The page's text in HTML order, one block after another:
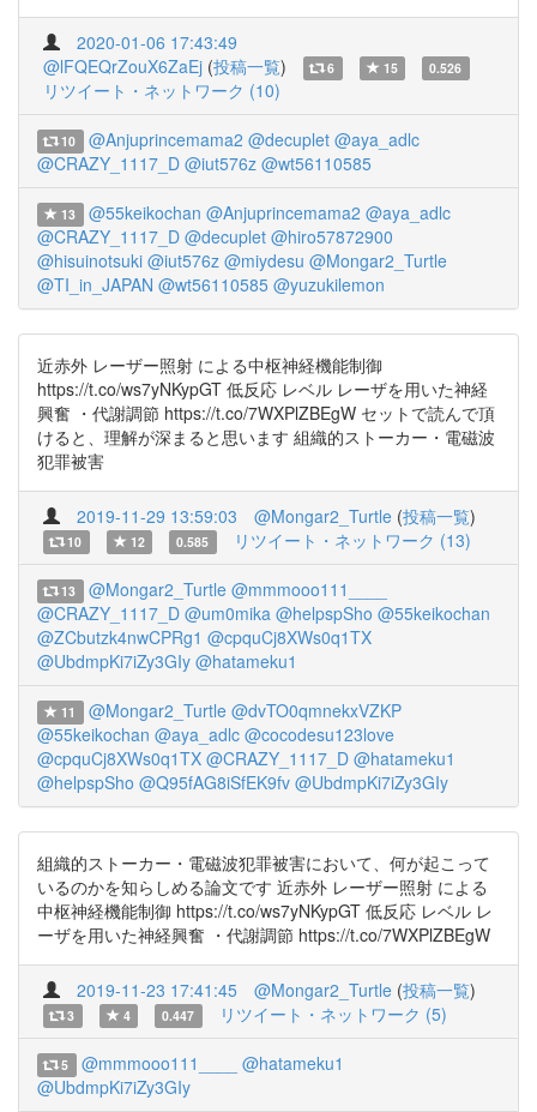
2020-01-06 17:43:49
@lFQEQrZouX6ZaEj (投稿一覧) 6 15 0.526
リツイート・ネットワーク (10)
10 @Anjuprincemama2 @decuplet @aya_adlc
@CRAZY_1117_D @iut576z @wt56110585
13 @55keikochan @Anjuprincemama2 @aya_adlc
@CRAZY_1117_D @decuplet @hiro57872900
@hisuinotsuki @iut576z @miydesu @Mongar2_Turtle
@TI_in_JAPAN @wt56110585 @yuzukilemon
近赤外 レーザー照射 による中枢神経機能制御
https://t.co/ws7yNKypGT 低反応 レベル レーザを用いた神経
興奮 ・代謝調節 https://t.co/7WXPlZBEgW セットで読んで頂
けると、理解が深まると思います 組織的ストーカー・電磁波
犯罪被害
2019-11-29 13:59:03 @Mongar2_Turtle (投稿一覧)
10 12 0.585 リツイート・ネットワーク (13)
13 @Mongar2_Turtle @mmmooo111____
@CRAZY_1117_D @um0mika @helpspSho @55keikochan
@ZCbutzk4nwCPRg1 @cpquCj8XWs0q1TX
@UbdmpKi7iZy3GIy @hatameku1
11 @Mongar2_Turtle @dvTO0qmnekxVZKP
@55keikochan @aya_adlc @cocodesu123love
@cpquCj8XWs0q1TX @CRAZY_1117_D @hatameku1
@helpspSho @Q95fAG8iSfEK9fv @UbdmpKi7iZy3GIy
組織的ストーカー・電磁波犯罪被害において、何が起こって
いるのかを知らしめる論文です 近赤外 レーザー照射 による
中枢神経機能制御 https://t.co/ws7yNKypGT 低反応 レベル レ
ーザを用いた神経興奮 ・代謝調節 https://t.co/7WXPlZBEgW
2019-11-23 17:41:45 @Mongar2_Turtle (投稿一覧)
3 4 0.447 リツイート・ネットワーク (5)
5 @mmmooo111____
@hatameku1
@UbdmpKi7iZy3GIy